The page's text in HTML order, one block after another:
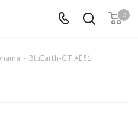
0
- BluEarth-GT AE51